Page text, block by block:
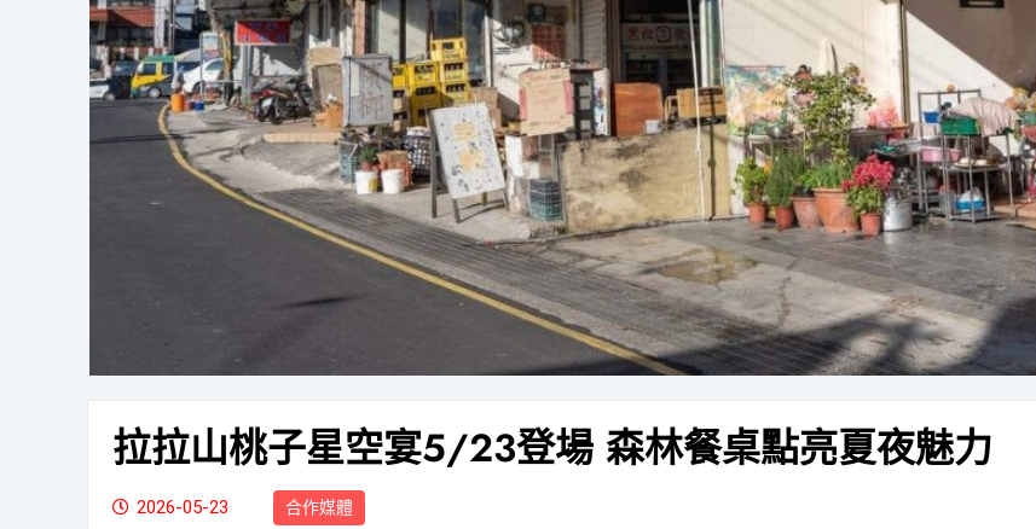
拉拉山桃子星空宴5/23登場 森林餐桌點亮夏夜魅力
2026-05-23 合作媒體